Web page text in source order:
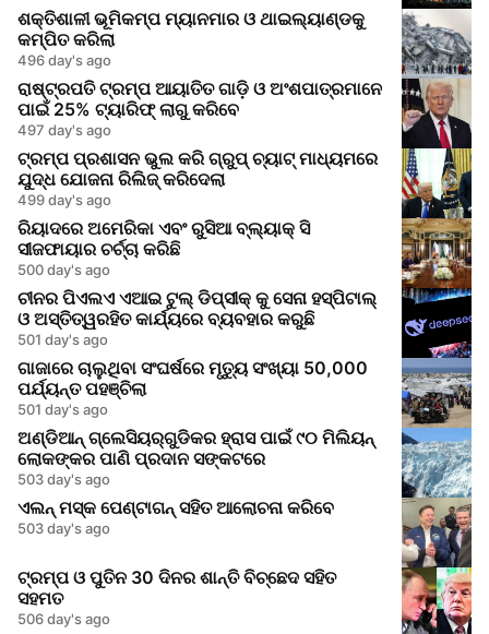
ଶକ୍ତିଶାଳୀ ଭୂମିକମ୍ପ ମ୍ୟାନମାର ଓ ଥାଇଲ୍ୟାଣ୍ଡକୁ
କମ୍ପିତ କରିଲା
496 day's ago
ରାଷ୍ଟ୍ରପତି ଟ୍ରମ୍ପ ଆୟାତିତ ଗାଡ଼ି ଓ ଅଂଶପାତ୍ରମାନେ
ପାଇଁ 25% ଟ୍ୟାରିଫ୍ ଲାଗୁ କରିବେ
497 day's ago
ଟ୍ରମ୍ପ ପ୍ରଶାସନ ଭୁଲ କରି ଗ୍ରୁପ୍ ଚ୍ୟାଟ୍ ମାଧ୍ୟମରେ
ଯୁଦ୍ଧ ଯୋଜନା ରିଲିଜ୍ କରିଦେଲା
499 day's ago
ରିୟାଦରେ ଅମେରିକା ଏବଂ ରୁସିଆ ବ୍ଲ୍ୟାକ୍ ସି
ସୀଜଫାୟାର ଚର୍ଚ୍ଚା କରିଛି
500 day's ago
ଚୀନର ପିଏଲଏ ଏଆଇ ଟୁଲ୍ ଡିପ୍ସୀକ୍ କୁ ସେନା ହସ୍ପିଟାଲ୍
ଓ ଅସ୍ତିତ୍ୱରହିତ କାର୍ଯ୍ୟରେ ବ୍ୟବହାର କରୁଛି
501 day's ago
ଗାଜାରେ ଚାଲୁଥିବା ସଂଘର୍ଷରେ ମୃତ୍ୟୁ ସଂଖ୍ୟା 50,000
ପର୍ଯ୍ୟନ୍ତ ପହଞ୍ଚିଲା
501 day's ago
ଅଣ୍ଡିଆନ୍ ଗ୍ଲେସିୟର୍‌ଗୁଡିକର ହ୍ରାସ ପାଇଁ ୯୦ ମିଲିୟନ୍
ଲୋକଙ୍କର ପାଣି ପ୍ରଦାନ ସଙ୍କଟରେ
503 day's ago
ଏଲନ୍ ମସ୍କ ପେଣ୍ଟାଗନ୍ ସହିତ ଆଲୋଚନା କରିବେ
503 day's ago
ଟ୍ରମ୍ପ ଓ ପୁତିନ 30 ଦିନର ଶାନ୍ତି ବିଚ୍ଛେଦ ସହିତ
ସହମତ
506 day's ago